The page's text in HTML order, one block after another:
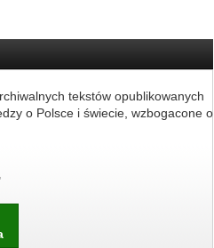
tekstów opublikowanych
o Polsce i świecie, wzbogacone o